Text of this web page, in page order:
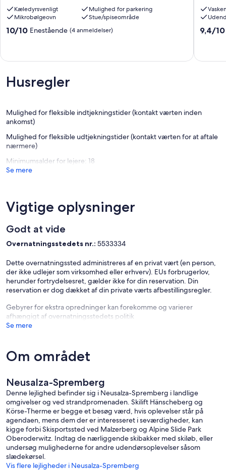
on
the
farm
Kæledyrsvenligt
Mulighed for parkering
Mikrobølgeovn
Stue/spiseområde
10.0
(4
anmeldelser)
10/10 Enestående (4 anmeldelser)
9.4
9,4/10
Husregler
Mulighed for fleksible indtjekningstider (kontakt værten inden
ankomst)
Mulighed for fleksible udtjekningstider (kontakt værten for at aftale
nærmere)
Minimumsalder for lejere: 18
Se mere
Vigtige oplysninger
Godt at vide
Overnatningsstedets nr.: 5533334
Dette overnatningssted administreres af en privat vært (en person,
der ikke udlejer som virksomhed eller erhverv). EUs forbrugerlov,
herunder fortrydelsesret, gælder ikke for din reservation. Din
reservation er dog dækket af din private værts afbestillingsregler.
Gebyrer for ekstra opredninger kan forekomme og varierer
afhængigt af overnatningsstedets politik
Se mere
Om området
Neusalza-Spremberg
Denne lejlighed befinder sig i Neusalza-Spremberg i landlige
omgivelser og ved strandpromenaden. Skilift Hänscheberg og
Körse-Therme er begge et besøg værd, hvis oplevelser står på
agendaen, mens dem der er interesseret i seværdigheder, kan
kigge forbi Skisportssted ved Malzerberg og Alpine Slide Park
Oberoderwitz. Indtag de nærliggende skibakker med skiløb, eller
undersøg mulighederne for andre udendørsoplevelser såsom
slædekørsel.
Vis flere lejligheder i Neusalza-Spremberg